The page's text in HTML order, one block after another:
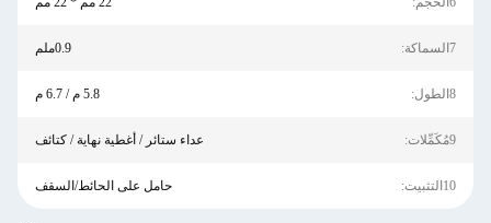
7السماكة: 0.9ملم
8الطول: 5.8 م / 6.7 م
9مُكَمِّلات: عداء ستائر / أغطية نهاية / كتائف
10التثبيت: حامل على الحائط/السقف